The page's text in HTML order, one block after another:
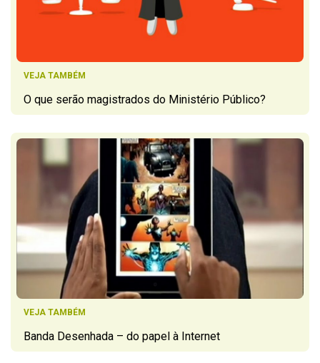
VEJA TAMBÉM
O que serão magistrados do Ministério Público?
VEJA TAMBÉM
Banda Desenhada – do papel à Internet